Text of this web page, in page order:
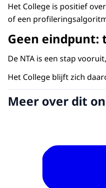
Het College is positief
of een
Geen
De NTA is een stap
Het College blijft zich
Meer over dit